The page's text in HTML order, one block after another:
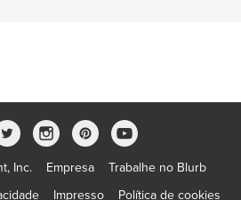
Inc. Empresa
Trabalhe no Blurb
Impresso Política de cookies